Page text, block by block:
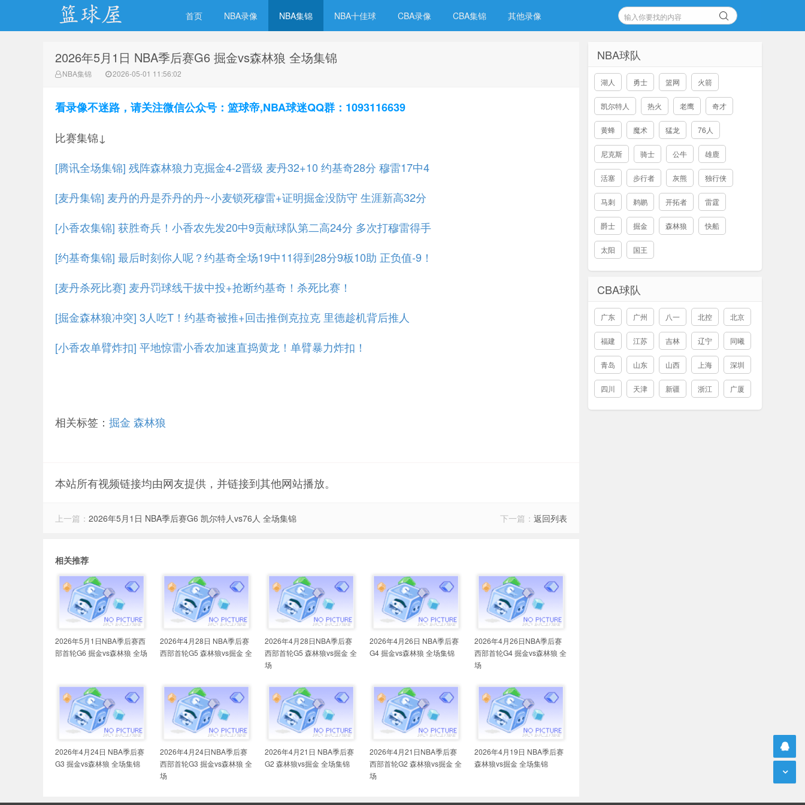
NBA录像网
首页 NBA录像 NBA集锦 NBA十佳球 CBA录像 CBA集锦 其他录像
2026年5月1日 NBA季后赛G6 掘金vs森林狼 全场集锦
NBA集锦 2026-05-01 11:56:02
看录像不迷路，请关注微信公众号：篮球帝,NBA球迷QQ群：1093116639
比赛集锦↓
[腾讯全场集锦] 残阵森林狼力克掘金4-2晋级 麦丹32+10 约基奇28分 穆雷17中4
[麦丹集锦] 麦丹的丹是乔丹的丹~小麦锁死穆雷+证明掘金没防守 生涯新高32分
[小香农集锦] 获胜奇兵！小香农先发20中9贡献球队第二高24分 多次打穆雷得手
[约基奇集锦] 最后时刻你人呢？约基奇全场19中11得到28分9板10助 正负值-9！
[麦丹杀死比赛] 麦丹罚球线干拔中投+抢断约基奇！杀死比赛！
[掘金森林狼冲突] 3人吃T！约基奇被推+回击推倒克拉克 里德趁机背后推人
[小香农单臂炸扣] 平地惊雷小香农加速直捣黄龙！单臂暴力炸扣！
相关标签： 掘金 森林狼
本站所有视频链接均由网友提供，并链接到其他网站播放。
上一篇： 2026年5月1日 NBA季后赛G6 凯尔特人vs76人 全场集锦 下一篇： 返回列表
相关推荐
2026年5月1日NBA季后赛西
部首轮G6 掘金vs森林狼 全场
2026年4月28日 NBA季后赛
西部首轮G5 森林狼vs掘金 全
2026年4月28日NBA季后赛
西部首轮G5 森林狼vs掘金 全
场
2026年4月26日 NBA季后赛
G4 掘金vs森林狼 全场集锦
2026年4月26日NBA季后赛
西部首轮G4 掘金vs森林狼 全
场
2026年4月24日 NBA季后赛
G3 掘金vs森林狼 全场集锦
2026年4月24日NBA季后赛
西部首轮G3 掘金vs森林狼 全
场
2026年4月21日 NBA季后赛
G2 森林狼vs掘金 全场集锦
2026年4月21日NBA季后赛
西部首轮G2 森林狼vs掘金 全
场
2026年4月19日 NBA季后赛
森林狼vs掘金 全场集锦
NBA球队
湖人 勇士 篮网 火箭
凯尔特人 热火 老鹰 奇才
黄蜂 魔术 猛龙 76人
尼克斯 骑士 公牛 雄鹿
活塞 步行者 灰熊 独行侠
马刺 鹈鹕 开拓者 雷霆
爵士 掘金 森林狼 快船
太阳 国王
CBA球队
广东 广州 八一 北控 北京
福建 江苏 吉林 辽宁 同曦
青岛 山东 山西 上海 深圳
四川 天津 新疆 浙江 广厦